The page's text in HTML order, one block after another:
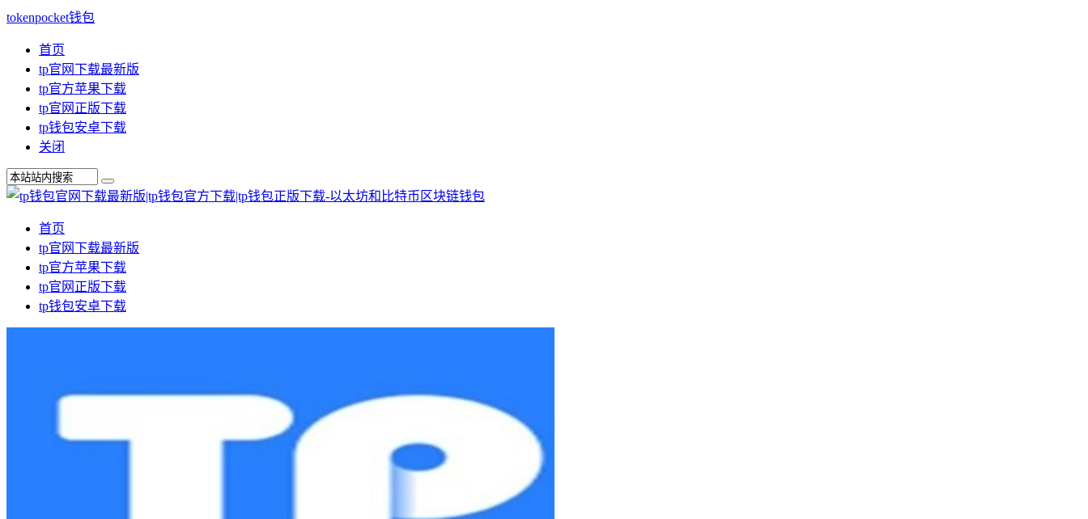
tokenpocket钱包
首页
tp官网下载最新版
tp官方苹果下载
tp官网正版下载
tp钱包安卓下载
关闭
首页
tp官网下载最新版
tp官方苹果下载
tp官网正版下载
tp钱包安卓下载